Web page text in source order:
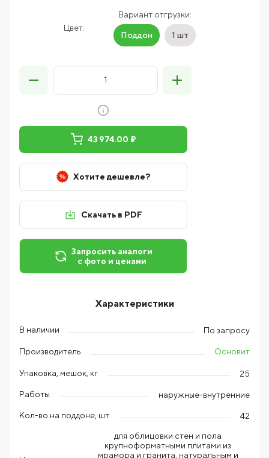
Цвет:
Вариант отгрузки:
Поддон 1 шт
43 974.00 ₽
Хотите дешевле?
Скачать в PDF
Запросить аналоги
с фото и ценами
Характеристики
В наличии По запросу
Производитель Основит
Упаковка, мешок, кг 25
Работы наружные-внутренние
Кол-во на поддоне, шт 42
для облицовки стен и пола
крупноформатными плитами из
мрамора и гранита, натуральным и